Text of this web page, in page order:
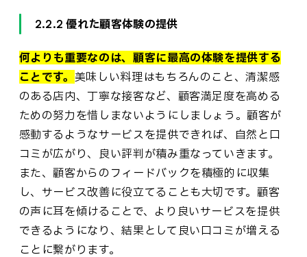
2.2.2 優れた顧客体験の提供
何よりも重要なのは、顧客に最高の体験を提供する
ことです。 美味しい料理はもちろんのこと、清潔感
のある店内、丁寧な接客など、顧客満足度を高める
ための努力を惜しまないようにしましょう。顧客が
感動するようなサービスを提供できれば、自然と口
コミが広がり、良い評判が積み重なっていきます。
また、顧客からのフィードバックを積極的に収集
し、サービス改善に役立てることも大切です。顧客
の声に耳を傾けることで、より良いサービスを提供
できるようになり、結果として良い口コミが増える
ことに繋がります。